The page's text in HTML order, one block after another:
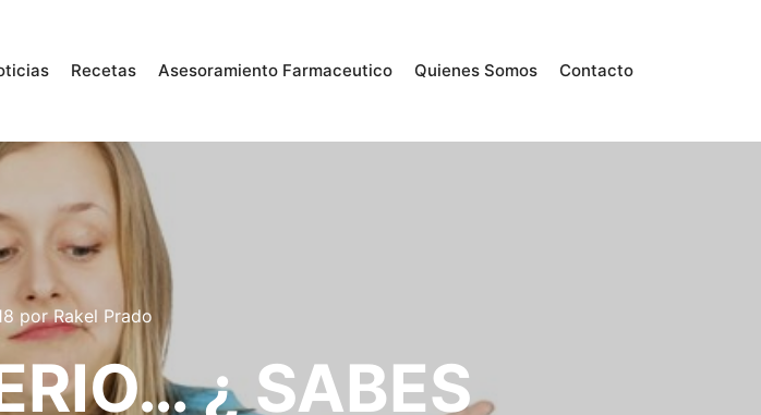
Recetas Asesoramiento Farmaceutico Quienes Somos Contacto
porRakel Prado
¿ SABES